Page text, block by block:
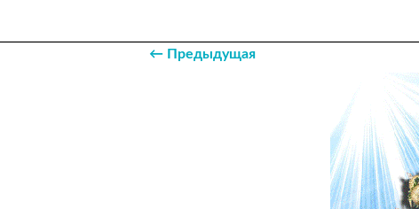
← Предыдущая